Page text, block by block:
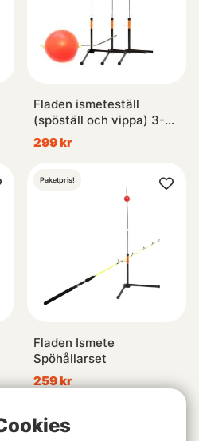
Fladen ismeteställ
(spöställ och vippa) 3-
pack
299 kr
Paketpris!
Fladen Ismete
Spöhållarset
259 kr
Slutsåld